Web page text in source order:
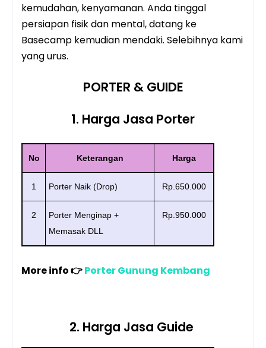
kemudahan, kenyamanan. Anda tinggal
persiapan fisik dan mental, datang ke
Basecamp kemudian mendaki. Selebihnya kami
yang urus.
PORTER & GUIDE
1. Harga Jasa Porter
No Keterangan Harga
1 Porter Naik (Drop) Rp.650.000
2
Porter Menginap +
Memasak DLL
Rp.950.000
More info 👉Porter Gunung Kembang
2. Harga Jasa Guide